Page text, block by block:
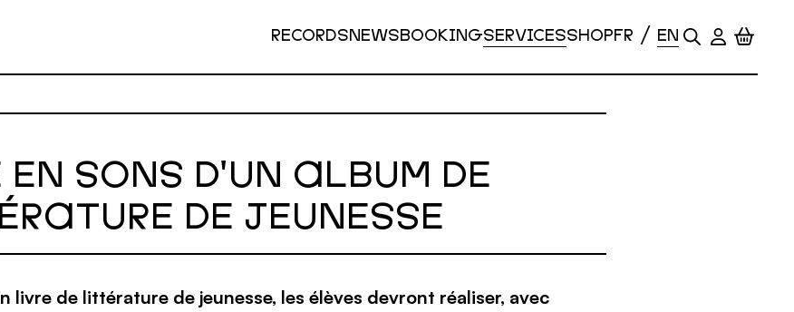
RECORDSNEWSBOOKINGSERVICESSHOP
SONS D'UN ALBUM DE
DE JEUNESSE
livre de littérature de jeunesse, les élèves devront réaliser, avec